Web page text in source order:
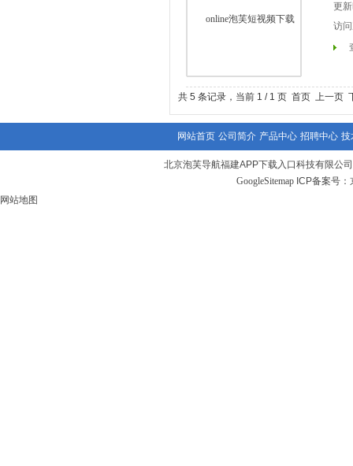
更新
访问
共 5 条记录，当前 1 / 1 页 首页 上一
网站首页 公司简介 产品中心 招聘中心 技
北京泡芙导航福建APP下载入口科技有限公
GoogleSitemap ICP备案号：
网站地图